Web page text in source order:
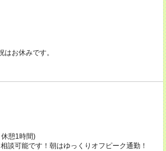
お休みです。
憩1時間)
談可能です！朝はゆっくりオフピーク通勤！